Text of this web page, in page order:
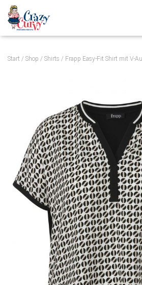
Start / Shop / Shirts / Frapp Easy-Fit Shirt mit V-